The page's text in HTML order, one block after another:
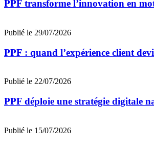
PPF transforme l’innovation en
Publié le 29/07/2026
PPF : quand l’expérience client
Publié le 22/07/2026
PPF déploie une stratégie digitale
Publié le 15/07/2026